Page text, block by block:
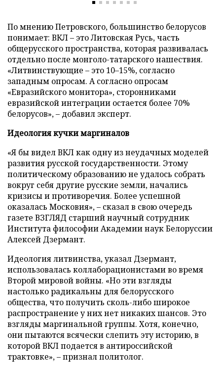
По мнению Петровского, большинство белорусов
понимает: ВКЛ – это Литовская Русь, часть
общерусского пространства, которая развивалась
отдельно после монголо-татарского нашествия.
«Литвинствующие – это 10–15%, согласно
западным опросам. А согласно опросам
«Евразийского монитора», сторонниками
евразийской интеграции остается более 70%
белорусов», – добавил эксперт.
Идеология кучки маргиналов
«Я бы видел ВКЛ как одну из неудачных моделей
развития русской государственности. Этому
политическому образованию не удалось собрать
вокруг себя другие русские земли, начались
кризисы и противоречия. Более успешной
оказалась Московия», – сказал в свою очередь
газете ВЗГЛЯД старший научный сотрудник
Института философии Академии наук Белоруссии
Алексей Дзермант.
Идеология литвинства, указал Дзермант,
использовалась коллаборационистами во время
Второй мировой войны. «Но эти взгляды
настолько радикальны для белорусского
общества, что получить сколь-либо широкое
распространение у них нет никаких шансов. Это
взгляды маргинальной группы. Хотя, конечно,
они пытаются всячески слепить эту историю, в
которой ВКЛ подается в антироссийской
трактовке», – признал политолог.